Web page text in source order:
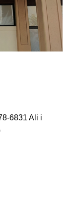
6831 Ali i